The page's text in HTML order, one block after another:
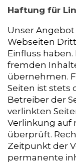
Haftung für
Unser
Webseiten
Einfluss
fremden
übernehmen.
Seiten ist stets
Betreiber der
verlinkten
Verlinkung auf
überprüft.
Zeitpunkt der
permanente